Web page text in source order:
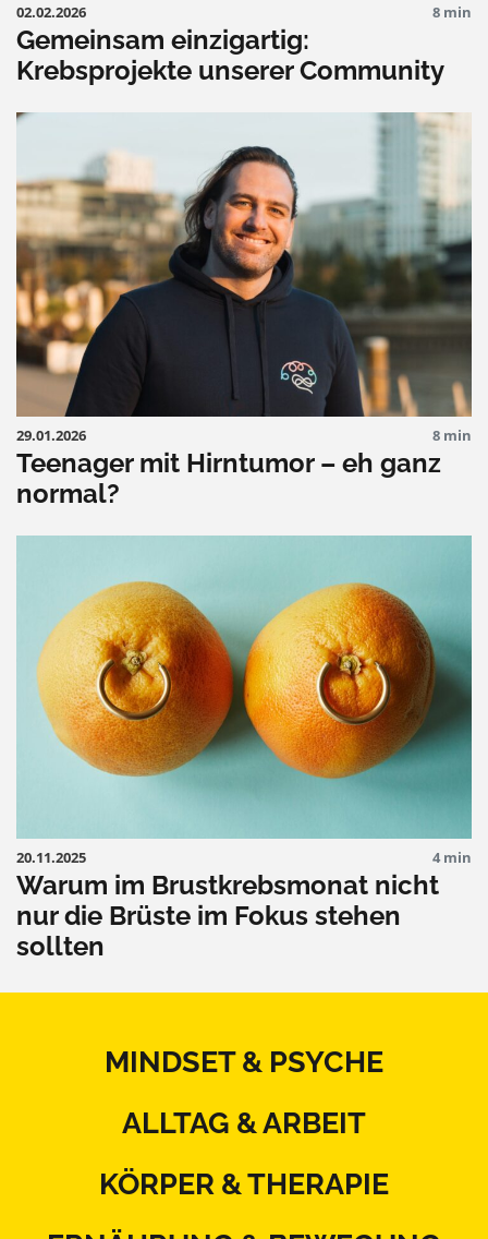
02.02.2026 8 min
Gemeinsam einzigartig:
Krebsprojekte unserer Community
29.01.2026 8 min
Teenager mit Hirntumor – eh ganz
normal?
20.11.2025 4 min
Warum im Brustkrebsmonat nicht
nur die Brüste im Fokus stehen
sollten
MINDSET & PSYCHE
ALLTAG & ARBEIT
KÖRPER & THERAPIE